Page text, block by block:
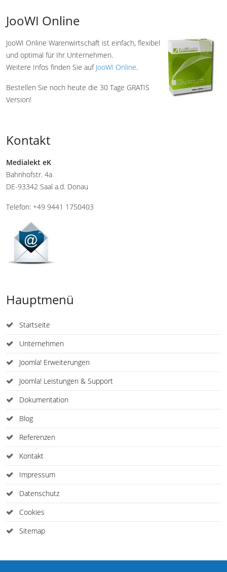
JooWI Online
JooWI Online Warenwirtschaft ist einfach, flexibel
und optimal für Ihr Unternehmen.
Weitere Infos finden Sie auf JooWI Online.
Bestellen Sie noch heute die 30 Tage GRATIS
Version!
Kontakt
Medialekt eK
Bahnhofstr. 4a
DE-93342 Saal a.d. Donau
Telefon: +49 9441 1750403
Hauptmenü
Startseite
Unternehmen
Joomla! Erweiterungen
Joomla! Leistungen & Support
Dokumentation
Blog
Referenzen
Kontakt
Impressum
Datenschutz
Cookies
Sitemap